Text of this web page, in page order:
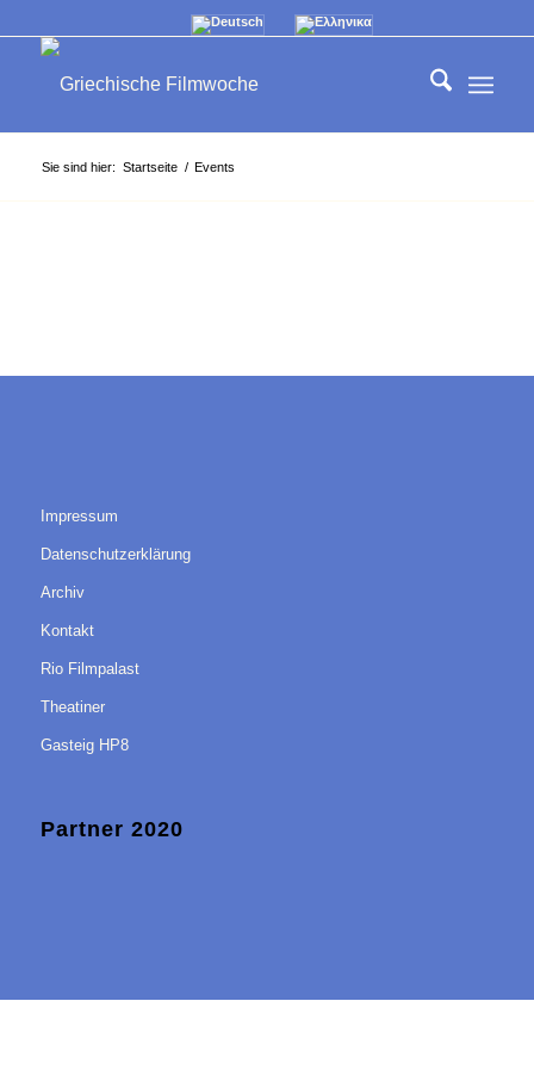
Sie sind hier: Startseite / Events
Impressum
Datenschutzerklärung
Archiv
Kontakt
Rio Filmpalast
Theatiner
Gasteig HP8
Partner 2020